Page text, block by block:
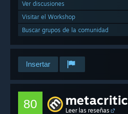
Ver discusiones
Visitar el Workshop
Buscar grupos de la comunidad
Insertar
80 metacritic
Leer las reseñas